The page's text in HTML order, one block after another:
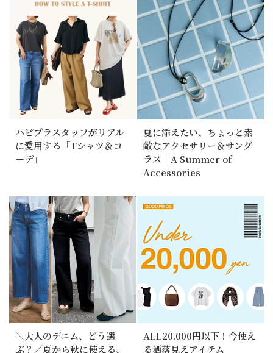
ハピプラスタッフがリアル
に愛用する「Tシャツ＆コ
ーデ」
夏に添えたい、ちょっと素
敵なアクセサリー＆サング
ラス｜A Summer of
Accessories
＼大人のデニム、どう選
ぶ？／夏から秋に使える、
ALL20,000円以下！今使え
る洒落見えアイテム